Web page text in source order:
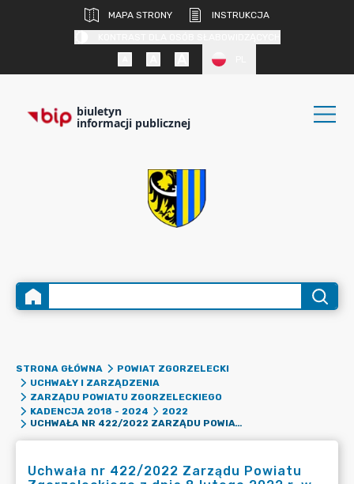
MAPA STRONY
INSTRUKCJA
biuletyn
informacji publicznej
STRONA GŁÓWNA
POWIAT ZGORZELECKI
UCHWAŁY I ZARZĄDZENIA
ZARZĄDU POWIATU ZGORZELECKIEGO
KADENCJA 2018 - 2024
2022
UCHWAŁA NR 422/2022 ZARZĄDU POWIATU ZGORZELECKIEGO Z DNIA 8 LUTEGO 2022 R. W SPRAWIE PODZIAŁU PLANÓW DOCHODÓW I WYDATKÓW BUDŻETU POWIATU ZGORZELECKIEGO NA ROK 2022.
Uchwała nr 422/2022 Zarządu Powiatu